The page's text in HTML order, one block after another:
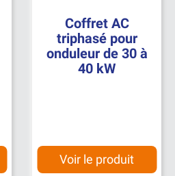
Coffret AC
triphasé pour
onduleur de 30 à
40 kW
Voir le produit